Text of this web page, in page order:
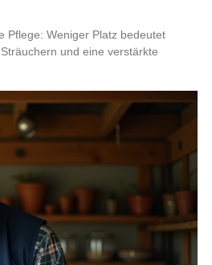
Pflege: Weniger Platz bedeutet
und eine verstärkte